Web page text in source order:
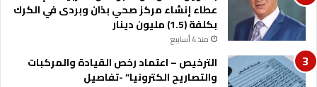
ا
ل
ل
ا
د
د
ة
خ
عطاء إنشاء مركز صحي بذان وبردى في الكرك
بكلفة (1.5) مليون دينار
منذ 4 أسابيع
الترخيص – اعتماد رخص القيادة والمركبات
والتصاريح الكترونيا” -تفاصيل